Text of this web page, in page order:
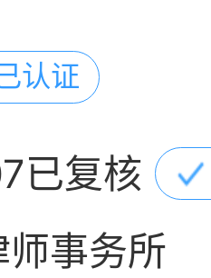
认证
已复核
事务所